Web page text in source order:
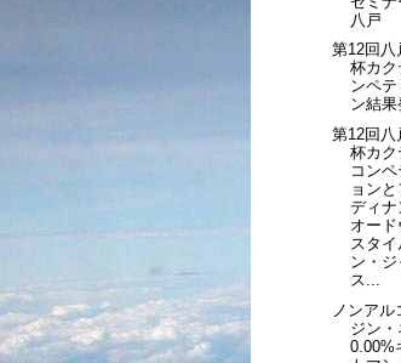
八戸
第12回八
杯カク
ンペテ
ン結
第12回八
杯カク
コン
ョン
ディナ
オード
スタイ
ン・ジ
ス...
ノンアル
ジン・
0.00%